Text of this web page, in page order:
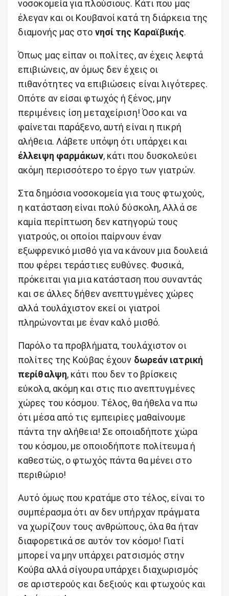
νοσοκομεία για πλούσιους. Κάτι που μας
έλεγαν και οι Κουβανοί κατά τη διάρκεια της
διαμονής μας στο νησί της Καραϊβικής.
Όπως μας είπαν οι πολίτες, αν έχεις λεφτά
επιβιώνεις, αν όμως δεν έχεις οι
πιθανότητες να επιβιώσεις είναι λιγότερες.
Οπότε αν είσαι φτωχός ή ξένος, μην
περιμένεις ίση μεταχείριση! Όσο και να
φαίνεται παράξενο, αυτή είναι η πικρή
αλήθεια. Λάβετε υπόψη ότι υπάρχει και
έλλειψη φαρμάκων, κάτι που δυσκολεύει
ακόμη περισσότερο το έργο των γιατρών.
Στα δημόσια νοσοκομεία για τους φτωχούς,
η κατάσταση είναι πολύ δύσκολη, Αλλά σε
καμία περίπτωση δεν κατηγορώ τους
γιατρούς, οι οποίοι παίρνουν έναν
εξωφρενικό μισθό για να κάνουν μια δουλειά
που φέρει τεράστιες ευθύνες. Φυσικά,
πρόκειται για μια κατάσταση που συναντάς
και σε άλλες δήθεν ανεπτυγμένες χώρες
αλλά τουλάχιστον εκεί οι γιατροί
πληρώνονται με έναν καλό μισθό.
Παρόλο τα προβλήματα, τουλάχιστον οι
πολίτες της Κούβας έχουν δωρεάν ιατρική
περίθαλψη, κάτι που δεν το βρίσκεις
εύκολα, ακόμη και στις πιο ανεπτυγμένες
χώρες του κόσμου. Τέλος, θα ήθελα να πω
ότι μέσα από τις εμπειρίες μαθαίνουμε
πάντα την αλήθεια! Σε οποιαδήποτε χώρα
του κόσμου, με οποιοδήποτε πολίτευμα ή
καθεστώς, ο φτωχός πάντα θα μένει στο
περιθώριο!
Αυτό όμως που κρατάμε στο τέλος, είναι το
συμπέρασμα ότι αν δεν υπήρχαν πράγματα
να χωρίζουν τους ανθρώπους, όλα θα ήταν
διαφορετικά σε αυτόν τον κόσμο! Γιατί
μπορεί να μην υπάρχει ρατσισμός στην
Κούβα αλλά σίγουρα υπάρχει διαχωρισμός
σε αριστερούς και δεξιούς και φτωχούς και